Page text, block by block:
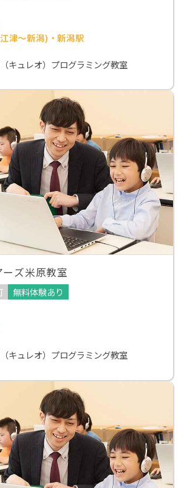
津～新潟)・新潟駅
キュレオ）プログラミング教室
ズ米原教室
無料体験あり
キュレオ）プログラミング教室